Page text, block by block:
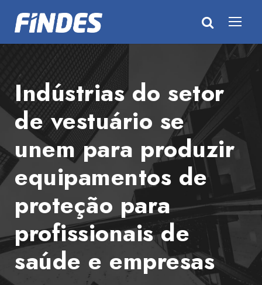
Indústrias do setor
de vestuário se
unem para produzir
equipamentos de
proteção para
profissionais de
saúde e empresas